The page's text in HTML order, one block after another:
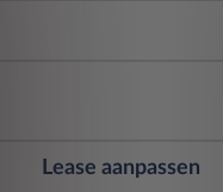
Lease aanpassen